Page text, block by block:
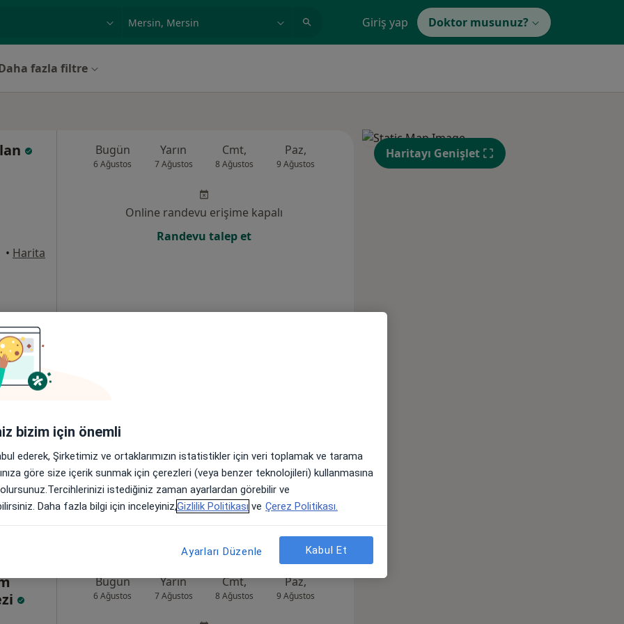
Giriş yap Doktor musunuz?
fazla filtre
• Harita
Bugün
6 Ağustos
Yarın
7 Ağustos
Cmt,
8 Ağustos
Paz,
9 Ağustos 10 Ağustos
Sal,
11 Ağustos
Çar,
12 Ağustos
Online randevu erişime kapalı
Randevu talep et
• Harita
Randevu talep et
Bugün
6 Ağustos
Yarın
7 Ağustos
Cmt,
8 Ağustos
Paz,
9 Ağustos
Pzt,
Haritayı Genişlet
bizim için önemli
ederek, Şirketimiz ve ortaklarımızın istatistikler için veri toplamak ve tarama
göre size içerik sunmak için çerezleri (veya benzer teknolojileri) kullanmasına
istediğiniz zaman ayarlardan görebilir ve
Daha fazla bilgi için inceleyiniz,Gizlilik Politikası ve Çerez Politikası.
Ayarları Düzenle Kabul Et